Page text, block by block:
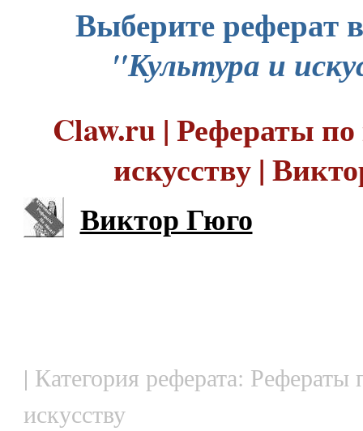
Выберите реферат
"Культура и
Claw.ru | Рефераты по
искусству |
Виктор Гюго
| Категория реферата: Рефераты
искусству